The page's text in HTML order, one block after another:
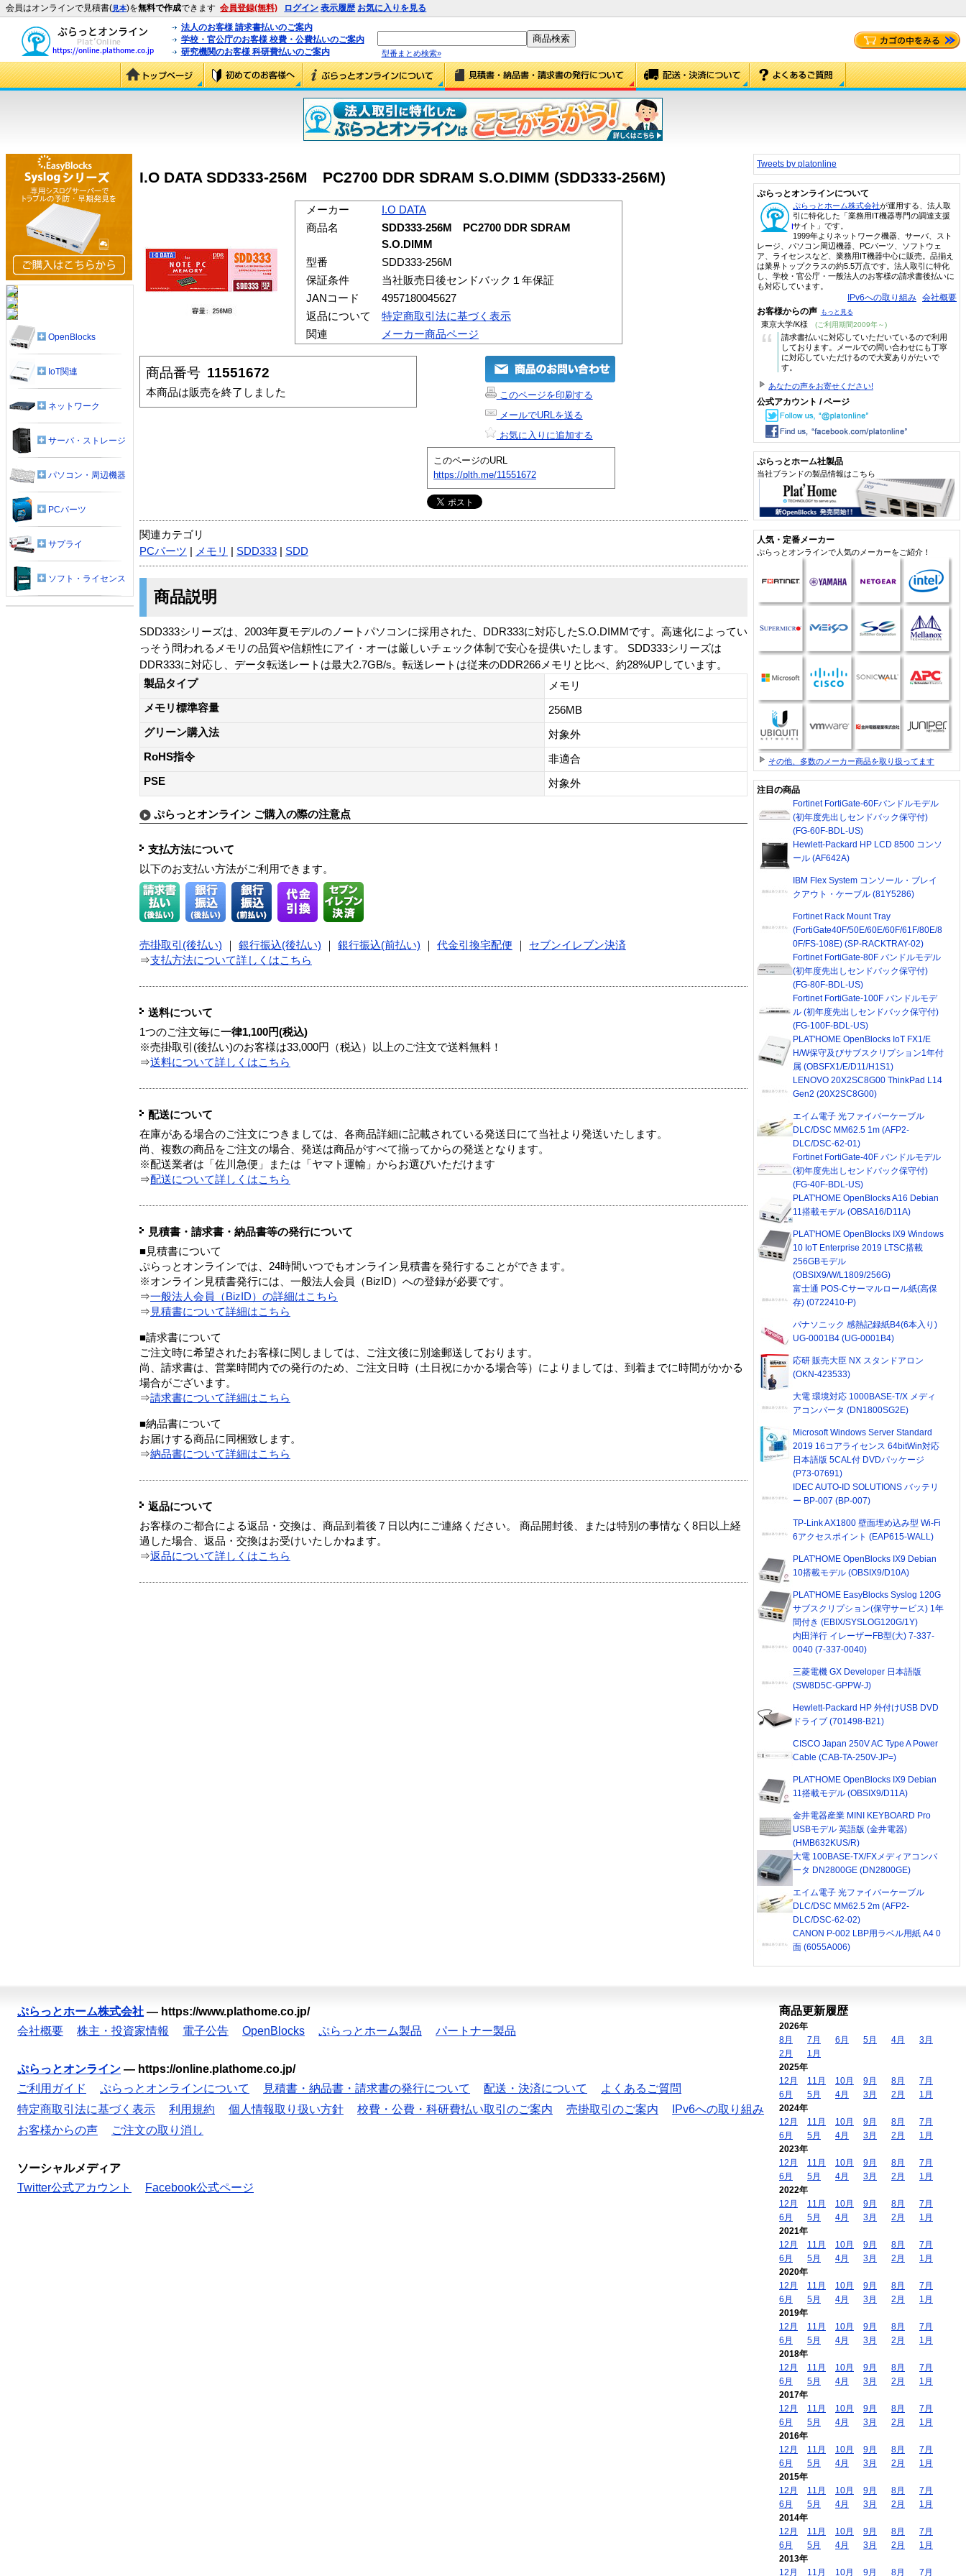
会員はオンラインで見積書(見本)を無料で作成できます 会員登録(無料) ログイン 表示履歴 お気に入りを見る
法人のお客様 請求書払いのご案内
学校・官公庁のお客様 校費・公費払いのご案内
研究機関のお客様 科研費払いのご案内
型番まとめ検索»
I.O DATA SDD333-256M PC2700 DDR SDRAM S.O.DIMM (SDD333-256M)
メーカー
I.O DATA
商品名
SDD333-256M PC2700 DDR SDRAM
S.O.DIMM
型番
SDD333-256M
保証条件
当社販売日後センドバック１年保証
JANコード
4957180045627
返品について
特定商取引法に基づく表示
関連
メーカー商品ページ
商品番号 11551672
本商品は販売を終了しました
このページを印刷する
メールでURLを送る
お気に入りに追加する
このページのURL
https://plth.me/11551672
関連カテゴリ
PCパーツ
メモリ SDD333 SDD
商品説明
SDD333シリーズは、2003年夏モデルのノートパソコンに採用された、DDR333に対応したS.O.DIMMです。高速化によってい
っそう問われるメモリの品質や信頼性にアイ・オーは厳しいチェック体制で安心を提供いたします。 SDD333シリーズは
DDR333に対応し、データ転送レートは最大2.7GB/s。転送レートは従来のDDR266メモリと比べ、約28%UPしています。
製品タイプ
メモリ
メモリ標準容量
256MB
グリーン購入法
対象外
RoHS指令
非適合
PSE
対象外
ぷらっとオンライン ご購入の際の注意点
支払方法について
以下のお支払い方法がご利用できます。
売掛取引(後払い) 銀行振込(後払い) 銀行振込(前払い) 代金引換宅配便
セブンイレブン決済
⇒支払方法について詳しくはこちら
送料について
1つのご注文毎に一律1,100円(税込)
※売掛取引(後払い)のお客様は33,000円（税込）以上のご注文で送料無料！
⇒送料について詳しくはこちら
配送について
在庫がある場合のご注文につきましては、各商品詳細に記載されている発送日にて当社より発送いたします。
尚、複数の商品をご注文の場合、発送は商品がすべて揃ってからの発送となります。
※配送業者は「佐川急便」または「ヤマト運輸」からお選びいただけます
⇒配送について詳しくはこちら
見積書・請求書・納品書等の発行について
■見積書について
ぷらっとオンラインでは、24時間いつでもオンライン見積書を発行することができます。
※オンライン見積書発行には、一般法人会員（BizID）への登録が必要です。
⇒一般法人会員（BizID）の詳細はこちら
⇒ 見積書について詳細はこちら
■請求書について
ご注文時に希望されたお客様に関しましては、ご注文後に別途郵送しております。
尚、請求書は、営業時間内での発行のため、ご注文日時（土日祝にかかる場合等）によりましては、到着までに時間がかかる
場合がございます。
⇒請求書について詳細はこちら
■納品書について
お届けする商品に同梱致します。
⇒納品書について詳細はこちら
返品について
お客様のご都合による返品・交換は、商品到着後７日以内にご連絡ください。 商品開封後、または特別の事情なく8日以上経
過した場合、返品・交換はお受けいたしかねます。
⇒返品について詳しくはこちら
OpenBlocks
IoT関連
ネットワーク
サーバ・ストレージ
パソコン・周辺機器
PCパーツ
サプライ
ソフト・ライセンス
Tweets by platonline
ぷらっとオンラインについて
ぷらっとホーム株式会社が運用する、法人取
引に特化した「業務用IT機器専門の調達支援
サイト」です。
1999年よりネットワーク機器、サーバ、スト
レージ、パソコン周辺機器、PCパーツ、ソフトウェ
ア、ライセンスなど、業務用IT機器中心に販売。品揃え
は業界トップクラスの約5.5万点です。法人取引に特化
し、学校・官公庁・一般法人のお客様の請求書後払いに
も対応しています。
IPv6への取り組み 会社概要
お客様からの声 もっと見る
東京大学/K様 (ご利用期間2009年～)
“
請求書払いに対応していただいているので利用
しております。メールでの問い合わせにも丁寧
に対応していただけるので大変ありがたいで
す。
あなたの声をお寄せください!
公式アカウント / ページ
ぷらっとホーム社製品
当社ブランドの製品情報はこちら
人気・定番メーカー
ぷらっとオンラインで人気のメーカーをご紹介！
その他、多数のメーカー商品を取り扱ってます
注目の商品
Fortinet FortiGate-60Fバンドルモデル
(初年度先出しセンドバック保守付)
(FG-60F-BDL-US)
Hewlett-Packard HP LCD 8500 コンソ
ール (AF642A)
IBM Flex System コンソール・ブレイ
クアウト・ケーブル (81Y5286)
Fortinet Rack Mount Tray
(FortiGate40F/50E/60E/60F/61F/80E/8
0F/FS-108E) (SP-RACKTRAY-02)
Fortinet FortiGate-80F バンドルモデル
(初年度先出しセンドバック保守付)
(FG-80F-BDL-US)
Fortinet FortiGate-100F バンドルモデ
ル (初年度先出しセンドバック保守付)
(FG-100F-BDL-US)
PLAT'HOME OpenBlocks IoT FX1/E
H/W保守及びサブスクリプション1年付
属 (OBSFX1/E/D11/H1S1)
LENOVO 20X2SC8G00 ThinkPad L14
Gen2 (20X2SC8G00)
エイム電子 光ファイバーケーブル
DLC/DSC MM62.5 1m (AFP2-
DLC/DSC-62-01)
Fortinet FortiGate-40F バンドルモデル
(初年度先出しセンドバック保守付)
(FG-40F-BDL-US)
PLAT'HOME OpenBlocks A16 Debian
11搭載モデル (OBSA16/D11A)
PLAT'HOME OpenBlocks IX9 Windows
10 IoT Enterprise 2019 LTSC搭載
256GBモデル
(OBSIX9/W/L1809/256G)
富士通 POS-Cサーマルロール紙(高保
存) (0722410-P)
パナソニック 感熱記録紙B4(6本入り)
UG-0001B4 (UG-0001B4)
応研 販売大臣 NX スタンドアロン
(OKN-423533)
大電 環境対応 1000BASE-T/X メディ
アコンバータ (DN1800SG2E)
Microsoft Windows Server Standard
2019 16コアライセンス 64bitWin対応
日本語版 5CAL付 DVDパッケージ
(P73-07691)
IDEC AUTO-ID SOLUTIONS バッテリ
ー BP-007 (BP-007)
TP-Link AX1800 壁面埋め込み型 Wi-Fi
6アクセスポイント (EAP615-WALL)
PLAT'HOME OpenBlocks IX9 Debian
10搭載モデル (OBSIX9/D10A)
PLAT'HOME EasyBlocks Syslog 120G
サブスクリプション(保守サービス) 1年
間付き (EBIX/SYSLOG120G/1Y)
内田洋行 イレーザーFB型(大) 7-337-
0040 (7-337-0040)
三菱電機 GX Developer 日本語版
(SW8D5C-GPPW-J)
Hewlett-Packard HP 外付けUSB DVD
ドライブ (701498-B21)
CISCO Japan 250V AC Type A Power
Cable (CAB-TA-250V-JP=)
PLAT'HOME OpenBlocks IX9 Debian
11搭載モデル (OBSIX9/D11A)
金井電器産業 MINI KEYBOARD Pro
USBモデル 英語版 (金井電器)
(HMB632KUS/R)
大電 100BASE-TX/FXメディアコンバ
ータ DN2800GE (DN2800GE)
エイム電子 光ファイバーケーブル
DLC/DSC MM62.5 2m (AFP2-
DLC/DSC-62-02)
CANON P-002 LBP用ラベル用紙 A4 0
面 (6055A006)
ぷらっとホーム株式会社 — https://www.plathome.co.jp/
会社概要
株主・投資家情報 電子公告 OpenBlocks ぷらっとホーム製品 パートナー製品
ぷらっとオンライン — https://online.plathome.co.jp/
ご利用ガイド
ぷらっとオンラインについて 見積書・納品書・請求書の発行について 配送・決済について
よくあるご質問
特定商取引法に基づく表示
利用規約 個人情報取り扱い方針 校費・公費・科研費払い取引のご案内 売掛取引のご案内
IPv6への取り組み
お客様からの声
ご注文の取り消し
ソーシャルメディア
Twitter公式アカウント
Facebook公式ページ
商品更新履歴
2026年
8月
7月 6月 5月 4月
3月
2月
1月
2025年
12月
11月 10月 9月 8月
7月
6月
5月 4月 3月 2月
1月
2024年
12月
11月 10月 9月 8月
7月
6月
5月 4月 3月 2月
1月
2023年
12月
11月 10月 9月 8月
7月
6月
5月 4月 3月 2月
1月
2022年
12月
11月 10月 9月 8月
7月
6月
5月 4月 3月 2月
1月
2021年
12月
11月 10月 9月 8月
7月
6月
5月 4月 3月 2月
1月
2020年
12月
11月 10月 9月 8月
7月
6月
5月 4月 3月 2月
1月
2019年
12月
11月 10月 9月 8月
7月
6月
5月 4月 3月 2月
1月
2018年
12月
11月 10月 9月 8月
7月
6月
5月 4月 3月 2月
1月
2017年
12月
11月 10月 9月 8月
7月
6月
5月 4月 3月 2月
1月
2016年
12月
11月 10月 9月 8月
7月
6月
5月 4月 3月 2月
1月
2015年
12月
11月 10月 9月 8月
7月
6月
5月 4月 3月 2月
1月
2014年
12月
11月 10月 9月 8月
7月
6月
5月 4月 3月 2月
1月
2013年
12月
11月 10月 9月 8月 7月